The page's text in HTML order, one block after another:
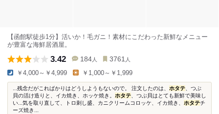
【函館駅徒歩1分】活いか！毛ガニ！素材にこだわった新鮮なメニュー
が豊富な海鮮居酒屋。
3.42 184 人 3761 人
￥4,000～￥4,999 ￥1,000～￥1,999
...残念だがこればかりはどうしようもないので。 注文したのは、 ホタテ 、つぶ
貝の活け造りと、イカ焼き、ホッケ焼き。 ホタテ 、つぶ貝はとても新鮮で美味し
い...気を取り直して、トロ刺し盛、カニクリームコロッケ、イカ焼き、 ホタテチ
ーズ焼き...